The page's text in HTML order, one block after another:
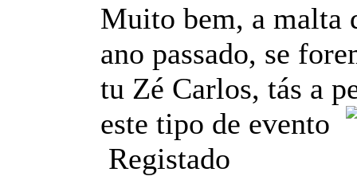
Muito bem, a malta
ano passado, se
tu Zé Carlos, tás a
este tipo de evento
Registado